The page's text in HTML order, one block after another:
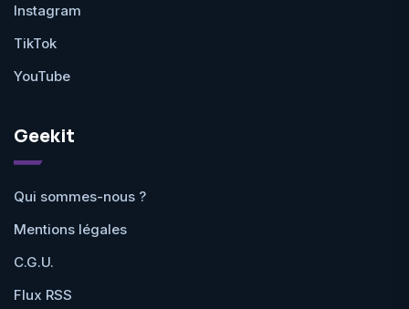
Instagram
TikTok
YouTube
Geekit
Qui sommes-nous ?
Mentions légales
C.G.U.
Flux RSS